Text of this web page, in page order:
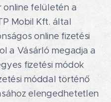
online felületén a
Mobil Kft. által
online fizetési
a Vásárló megadja a
fizetési módok
móddal történő
elengedhetetlen